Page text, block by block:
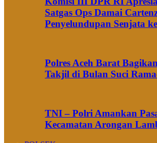
Satgas Ops Damai
Penyelundupan Senjata
Polres Aceh Barat
Takjil di Bulan Suci
TNI – Polri Amankan
Kecamatan Arongan